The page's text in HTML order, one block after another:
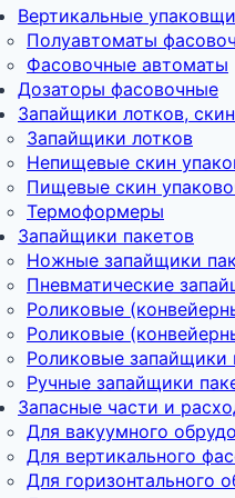
Вертикальные
Полуавтоматы
Фасовочные автоматы
Дозаторы фасовочные
Запайщики лотков,
Запайщики лотков
Непищевые скин
Пищевые скин
Термоформеры
Запайщики пакетов
Ножные запайщики
Пневматические
Роликовые
Роликовые
Роликовые запайщики
Ручные запайщики
Запасные части и
Для вакуумного
Для вертикального
Для горизонтального